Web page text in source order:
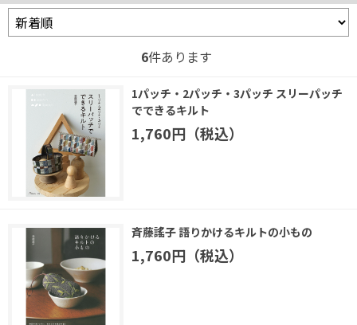
6件あります
1パッチ・2パッチ・3パッチ スリーパッチ
でできるキルト
1,760円（税込）
斉藤謠子 語りかけるキルトの小もの
1,760円（税込）